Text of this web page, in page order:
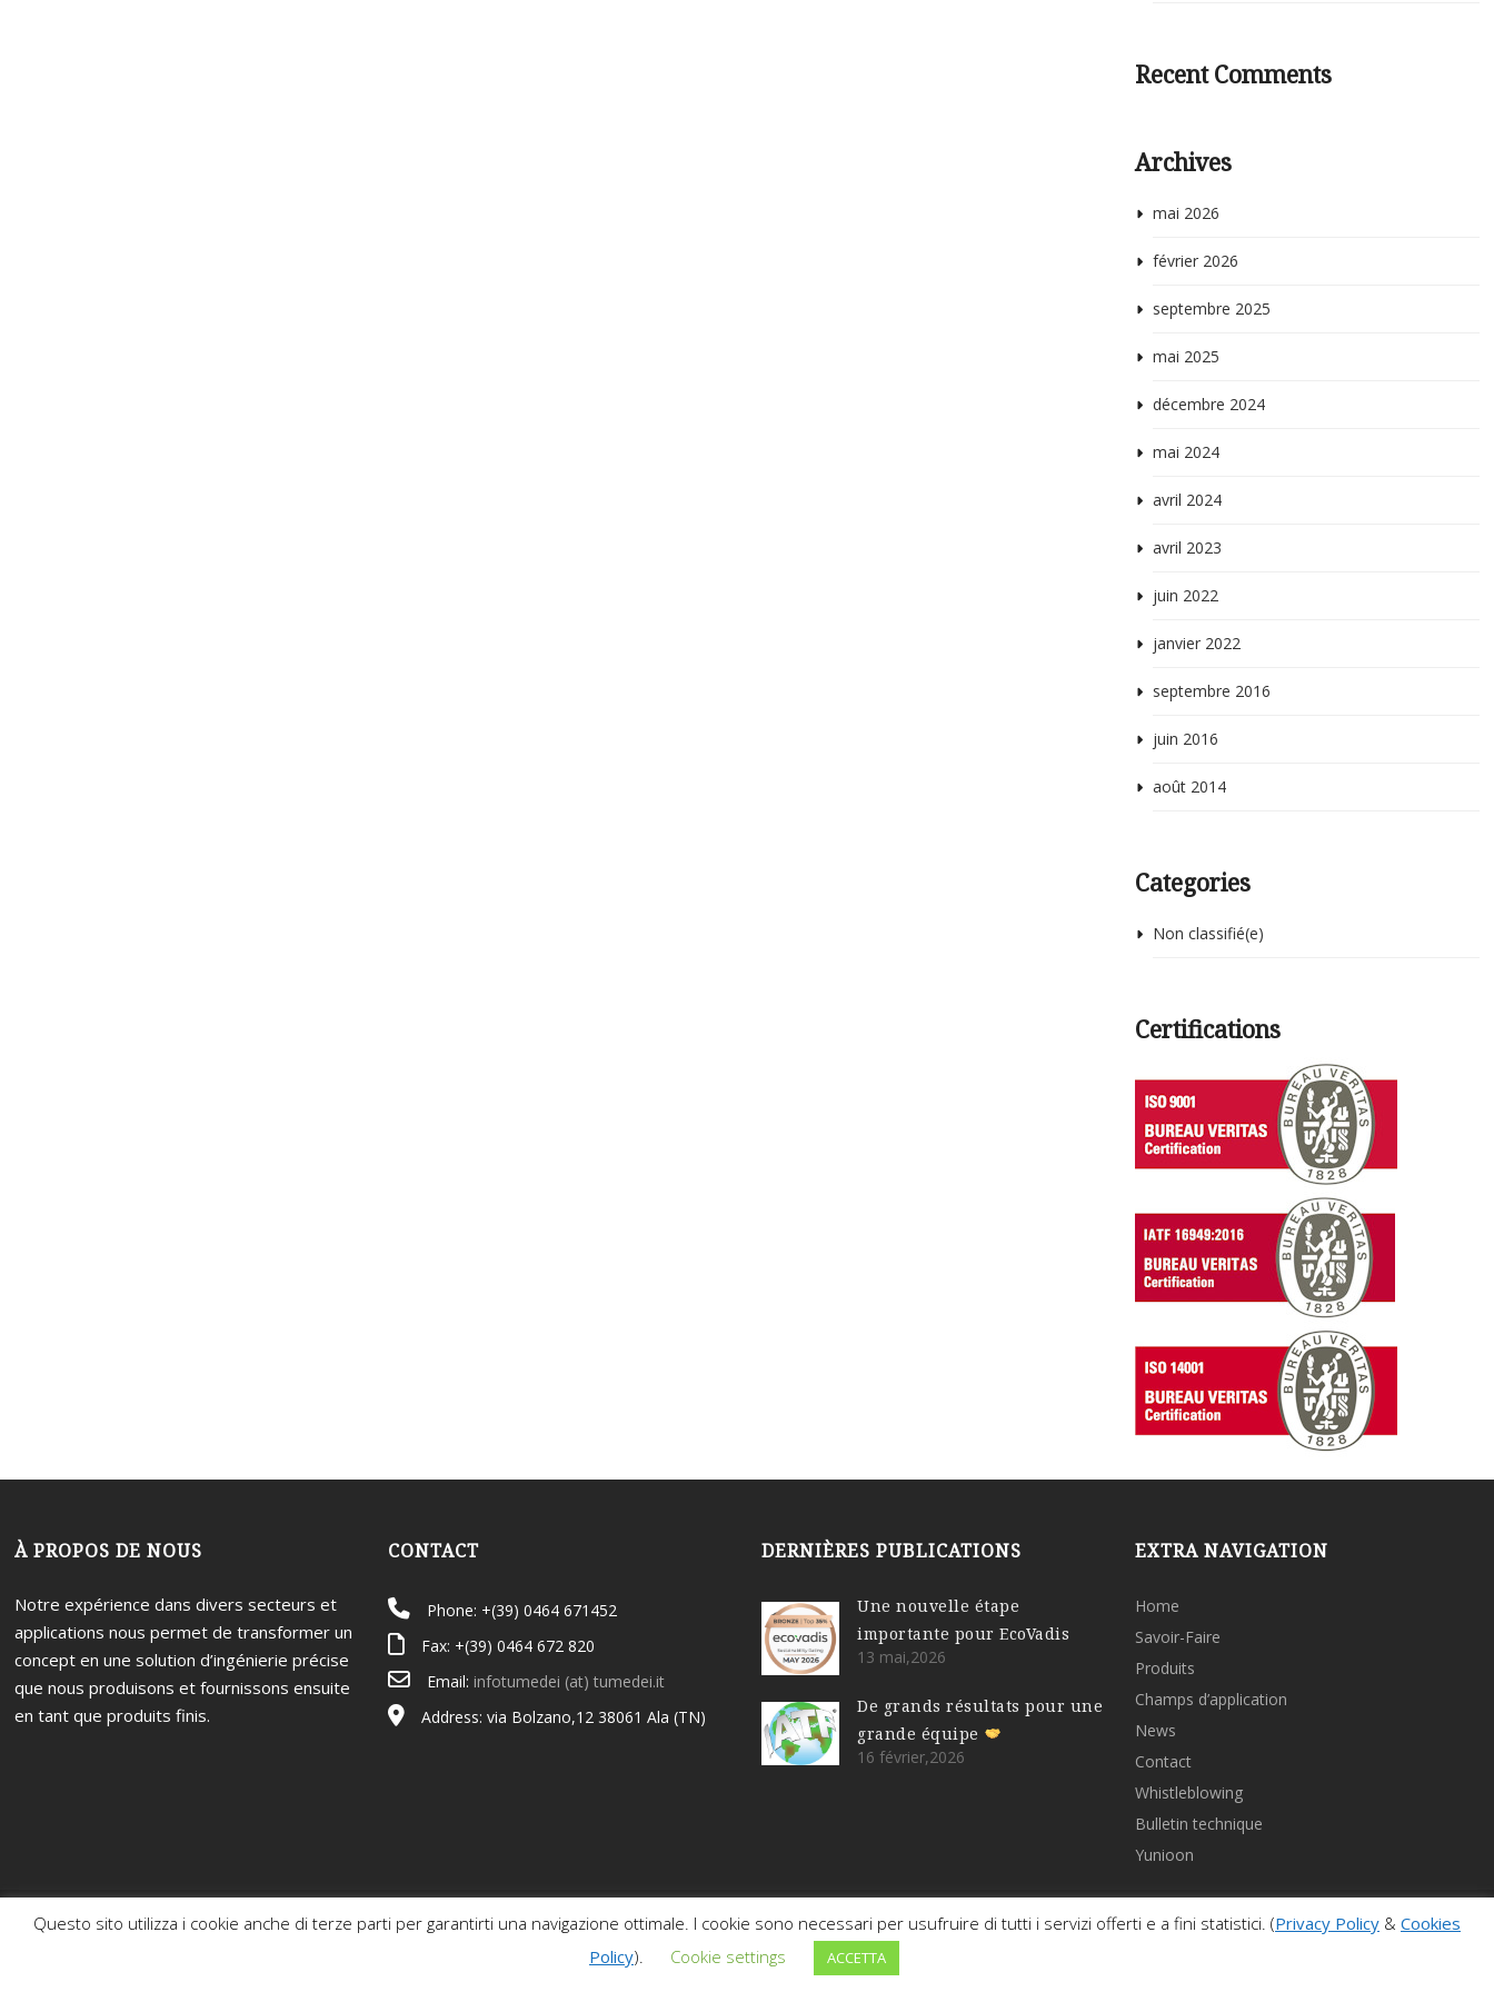
Recent Comments
Archives
mai 2026
février 2026
septembre 2025
mai 2025
décembre 2024
mai 2024
avril 2024
avril 2023
juin 2022
janvier 2022
septembre 2016
juin 2016
août 2014
Categories
Non classifié(e)
Certifications
À PROPOS DE NOUS
Notre expérience dans divers secteurs et
applications nous permet de transformer un
concept en une solution d’ingénierie précise
que nous produisons et fournissons ensuite
en tant que produits finis.
CONTACT
Phone: +(39) 0464 671452
Fax: +(39) 0464 672 820
Email: infotumedei (at) tumedei.it
Address: via Bolzano,12 38061 Ala (TN)
DERNIÈRES PUBLICATIONS
Une nouvelle étape
importante pour EcoVadis
13 mai,2026
De grands résultats pour une
grande équipe
16 février,2026
EXTRA NAVIGATION
Home
Savoir-Faire
Produits
Champs d’application
News
Contact
Whistleblowing
Bulletin technique
Yunioon
Privacy Policy & Terms of purchase-Cookies Policy
© 2026 Tumedei S.p.A. a socio unico - via Bolzano, 12 38061 Ala (TN) - Italy - P.IVA 01546400225 - C.F. 04079660371 - GRUPPO SKELLERUP
Questo sito utilizza i cookie anche di terze parti per garantirti una navigazione ottimale. I cookie sono necessari per usufruire di tutti i servizi offerti e a fini statistici. (Privacy Policy & Cookies
Policy). Cookie settings ACCETTA